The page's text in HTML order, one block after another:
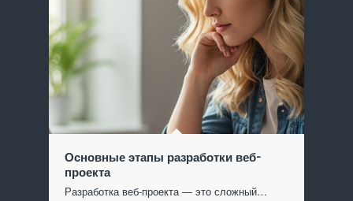
Основные этапы разработки веб-
проекта
Разработка веб-проекта — это сложный…